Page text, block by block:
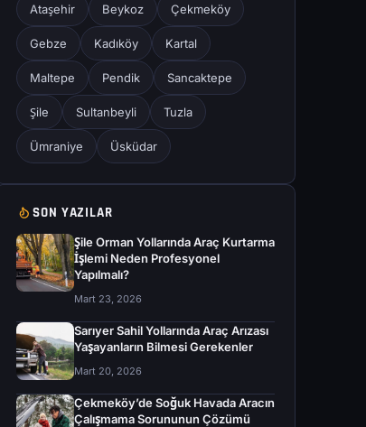
Ataşehir Beykoz Çekmeköy
Gebze Kadıköy Kartal
Maltepe Pendik Sancaktepe
Şile Sultanbeyli Tuzla
Ümraniye Üsküdar
SON YAZILAR
Şile Orman Yollarında Araç Kurtarma
İşlemi Neden Profesyonel
Yapılmalı?
Mart 23, 2026
Sarıyer Sahil Yollarında Araç Arızası
Yaşayanların Bilmesi Gerekenler
Mart 20, 2026
Çekmeköy’de Soğuk Havada Aracın
Çalışmama Sorununun Çözümü